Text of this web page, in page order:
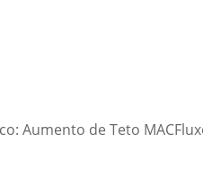
Aumento de Teto